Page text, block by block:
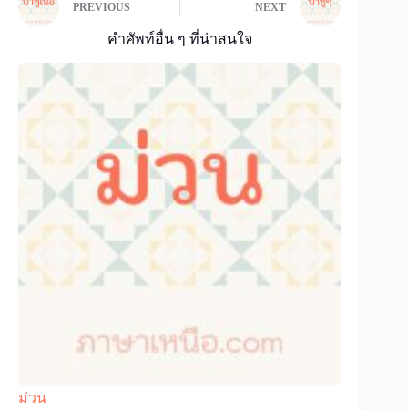
PREVIOUS NEXT
คำศัพท์อื่น ๆ ที่น่าสนใจ
ม่วน